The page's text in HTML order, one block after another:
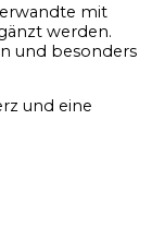
mit
werden.
und besonders
und eine